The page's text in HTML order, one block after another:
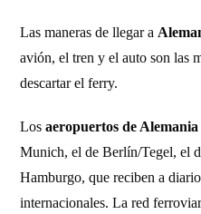
Las maneras de llegar a
avión, el tren y el auto son las
descartar el ferry.
Losaeropuertos de Alemania
Munich, el de Berlín/Tegel, el
Hamburgo, que reciben a
internacionales. La red